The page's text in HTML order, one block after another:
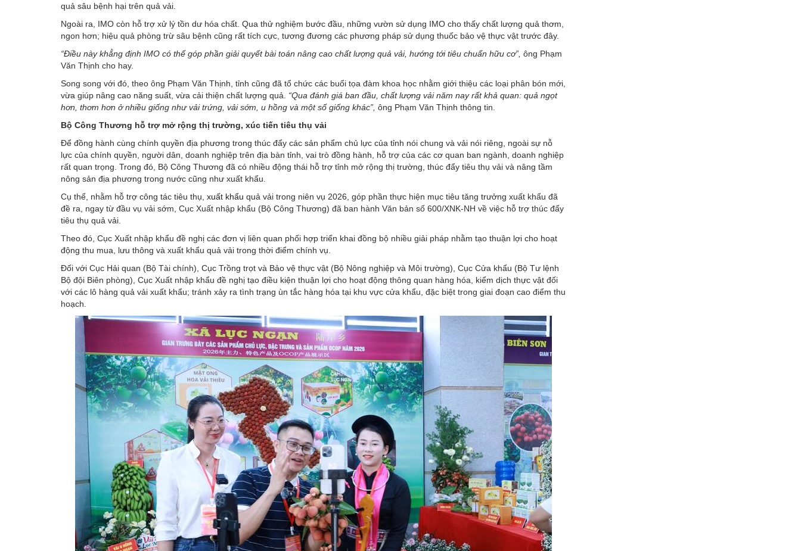
quả sâu bệnh hại trên quả vải.
Ngoài ra, IMO còn hỗ trợ xử lý tồn dư hóa chất. Qua thử nghiệm bước đầu, những vườn sử dụng IMO cho thấy chất lượng quả thơm,
ngon hơn; hiệu quả phòng trừ sâu bệnh cũng rất tích cực, tương đương các phương pháp sử dụng thuốc bảo vệ thực vật trước đây.
“Điều này khẳng định IMO có thể góp phần giải quyết bài toán nâng cao chất lượng quả vải, hướng tới tiêu chuẩn hữu cơ”, ông Phạm
Văn Thịnh cho hay.
Song song với đó, theo ông Phạm Văn Thịnh, tỉnh cũng đã tổ chức các buổi tọa đàm khoa học nhằm giới thiệu các loại phân bón mới,
vừa giúp nâng cao năng suất, vừa cải thiện chất lượng quả. “Qua đánh giá ban đầu, chất lượng vải năm nay rất khả quan: quả ngọt
hơn, thơm hơn ở nhiều giống như vải trứng, vải sớm, u hồng và một số giống khác”, ông Phạm Văn Thịnh thông tin.
Bộ Công Thương hỗ trợ mở rộng thị trường, xúc tiến tiêu thụ vải
Để đồng hành cùng chính quyền địa phương trong thúc đẩy các sản phẩm chủ lực của tỉnh nói chung và vải nói riêng, ngoài sự nỗ
lực của chính quyền, người dân, doanh nghiệp trên địa bàn tỉnh, vai trò đồng hành, hỗ trợ của các cơ quan ban ngành, doanh nghiệp
rất quan trọng. Trong đó, Bộ Công Thương đã có nhiều động thái hỗ trợ tỉnh mở rộng thị trường, thúc đẩy tiêu thụ vải và nâng tầm
nông sản địa phương trong nước cũng như xuất khẩu.
Cụ thể, nhằm hỗ trợ công tác tiêu thụ, xuất khẩu quả vải trong niên vụ 2026, góp phần thực hiện mục tiêu tăng trưởng xuất khẩu đã
đề ra, ngay từ đầu vụ vải sớm, Cục Xuất nhập khẩu (Bộ Công Thương) đã ban hành Văn bản số 600/XNK-NH về việc hỗ trợ thúc đẩy
tiêu thụ quả vải.
Theo đó, Cục Xuất nhập khẩu đề nghị các đơn vị liên quan phối hợp triển khai đồng bộ nhiều giải pháp nhằm tạo thuận lợi cho hoạt
động thu mua, lưu thông và xuất khẩu quả vải trong thời điểm chính vụ.
Đối với Cục Hải quan (Bộ Tài chính), Cục Trồng trọt và Bảo vệ thực vật (Bộ Nông nghiệp và Môi trường), Cục Cửa khẩu (Bộ Tư lệnh
Bộ đội Biên phòng), Cục Xuất nhập khẩu đề nghị tạo điều kiện thuận lợi cho hoạt động thông quan hàng hóa, kiểm dịch thực vật đối
với các lô hàng quả vải xuất khẩu; tránh xảy ra tình trạng ùn tắc hàng hóa tại khu vực cửa khẩu, đặc biệt trong giai đoạn cao điểm thu
hoạch.